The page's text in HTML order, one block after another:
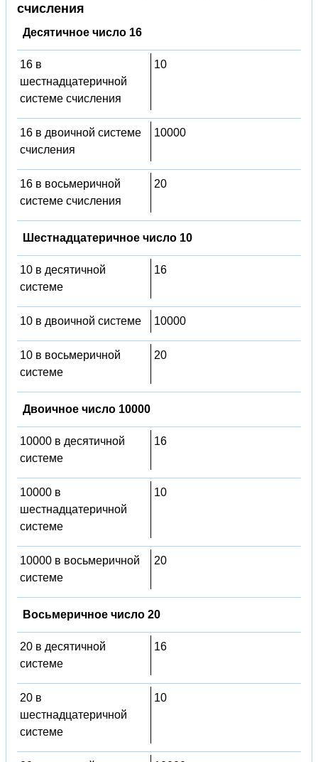
счисления
Десятичное число 16
16 в
шестнадцатеричной
системе счисления
10
16 в двоичной системе
счисления
10000
16 в восьмеричной
системе счисления
20
Шестнадцатеричное число 10
10 в десятичной
системе
16
10 в двоичной системе 10000
10 в восьмеричной
системе
20
Двоичное число 10000
10000 в десятичной
системе
16
10000 в
шестнадцатеричной
системе
10
10000 в восьмеричной
системе
20
Восьмеричное число 20
20 в десятичной
системе
16
20 в
шестнадцатеричной
системе
10